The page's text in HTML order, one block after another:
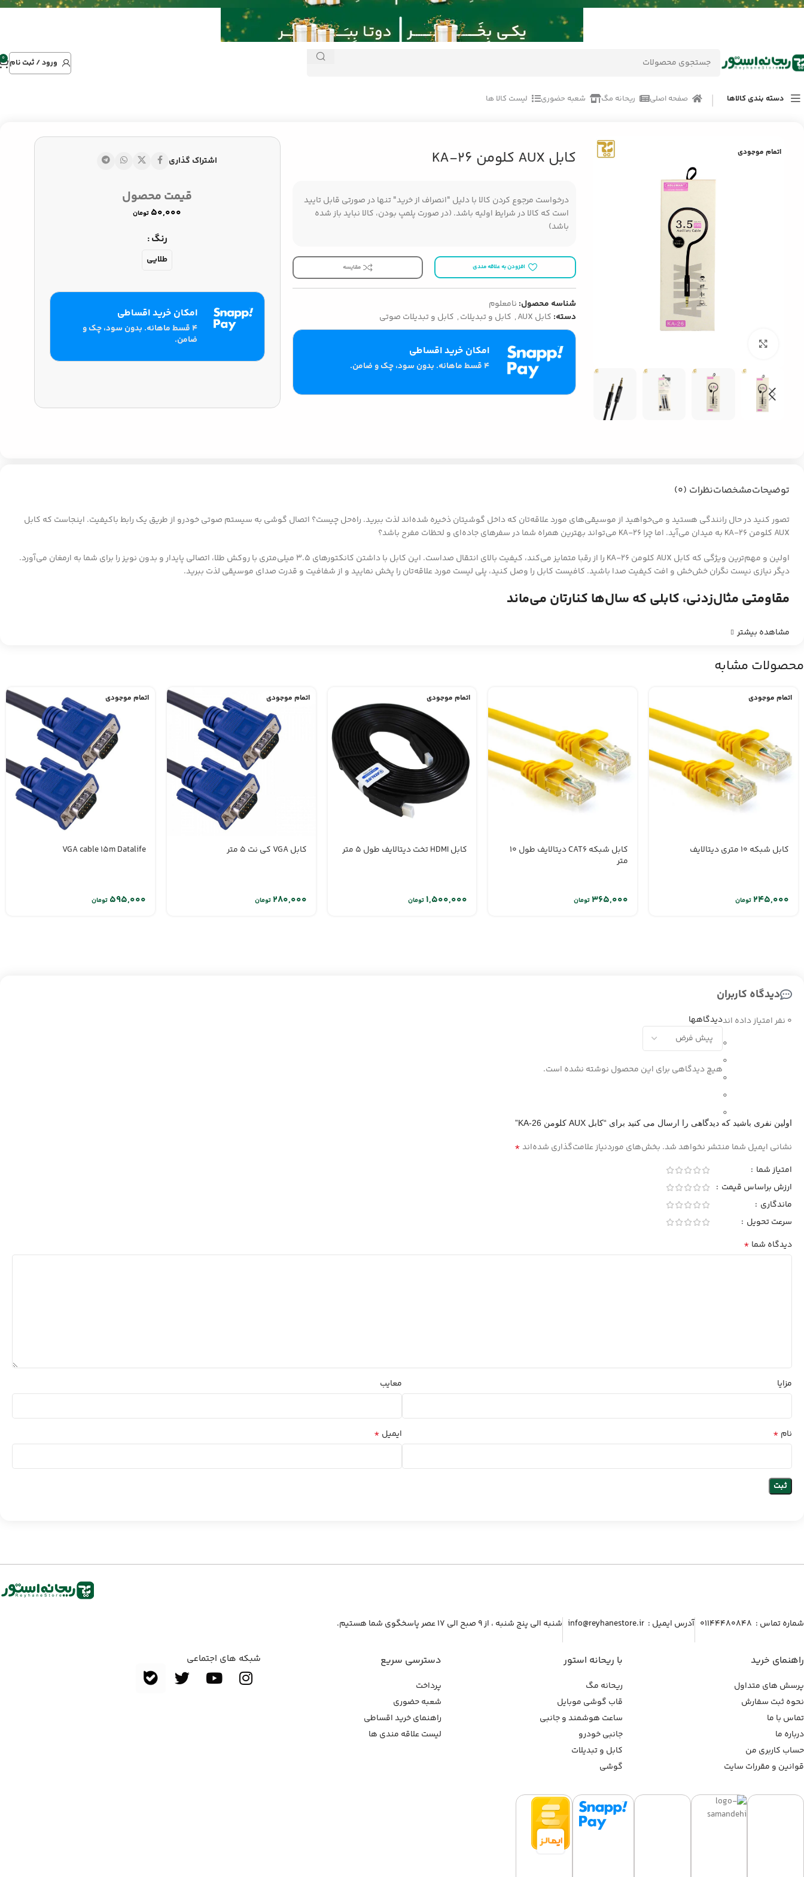
ورود / ثبت نام 0
دسته بندی کالاها صفحه اصلی ریحانه مگ شعبه حضوری لیست کالا ها
کابل و تبدیلات
اتمام موجودی کابل AUX کلومن KA-26
درخواست مرجوع کردن کالا با دلیل "انصراف از خرید" تنها در صورتی قابل تایید
است که کالا در شرایط اولیه باشد. (در صورت پلمپ بودن، کالا نباید باز شده
باشد)
افزودن به علاقه مندی مقایسه
شناسه محصول: نامعلوم
دسته: کابل AUX , کابل و تبدیلات, کابل و تبدیلات صوتی
امکان خرید اقساطی
۴ قسط ماهانه. بدون سود، چک و ضامن.
اشتراک گذاری
قیمت محصول
تومان
رنگ
طلایی
امکان خرید اقساطی
۴ قسط ماهانه. بدون سود، چک و
ضامن.
توضیحاتمشخصاتنظرات (0)
تصور کنید در حال رانندگی هستید و می‌خواهید از موسیقی‌های مورد علاقه‌تان که داخل گوشیتان ذخیره شده‌اند لذت ببرید. راه‌حل چیست؟ اتصال گوشی به سیستم صوتی خودرو از طریق یک رابط باکیفیت. اینجاست که کابل
AUX کلومن KA-26 به میدان می‌آید. اما چرا KA-26 می‌تواند بهترین همراه شما در سفرهای جاده‌ای و لحظات مفرح باشد؟
اولین و مهم‌ترین ویژگی که کابل AUX کلومن KA-26 را از رقبا متمایز می‌کند، کیفیت بالای انتقال صداست. این کابل با داشتن کانکتورهای 3.5 میلی‌متری با روکش طلا، اتصالی پایدار و بدون نویز را برای شما به ارمغان می‌آورد.
دیگر نیازی نیست نگران خش‌خش و افت کیفیت صدا باشید. کافیست کابل را وصل کنید، پلی لیست مورد علاقه‌تان را پخش نمایید و از شفافیت و قدرت صدای موسیقی لذت ببرید.
مقاومتی مثال‌زدنی، کابلی که سال‌ها کنارتان می‌ماند
مشاهده بیشتر
محصولات مشابه
اتمام موجودی
کابل شبکه 10 متری دیتالایف
تومان
کابل شبکه CAT6 دیتالایف طول 10
متر
تومان
اتمام موجودی
کابل HDMI تخت دیتالایف طول 5 متر
تومان
اتمام موجودی
کابل VGA کی نت 5 متر
تومان
اتمام موجودی
VGA cable 15m Datalife
تومان
دیدگاه کاربران
0 نفر امتیاز داده اند
0
0
0
0
0
دیدگاهها
هیچ دیدگاهی برای این محصول نوشته نشده است.
اولین نفری باشید که دیدگاهی را ارسال می کنید برای “کابل AUX کلومن KA-26”
نشانی ایمیل شما منتشر نخواهد شد. بخش‌های موردنیاز علامت‌گذاری شده‌اند*
امتیاز شما
ارزش براساس قیمت
ماندگاری
سرعت تحویل
دیدگاه شما *
مزایا معایب
نام * ایمیل *
شماره تماس :‌ ۰۱۱۴۴۴۸۰۸۴۸ آدرس ایمیل :‌ info@reyhanestore.ir شنبه الی پنج شنبه ، از ۹ صبح الی ۱۷ عصر پاسخگوی شما هستیم.
راهنمای خرید
پرسش های متداول
نحوه ثبت سفارش
تماس با ما
درباره ما
حساب کاربری من
قوانین و مقررات سایت
با ریحانه استور
ریحانه مگ
قاب گوشی موبایل
ساعت هوشمند و جانبی
جانبی خودرو
کابل و تبدیلات
گوشی
دسترسی سریع
پرداخت
شعبه حضوری
راهنمای خرید اقساطی
لیست علاقه مندی ها
شبکه های اجتماعی